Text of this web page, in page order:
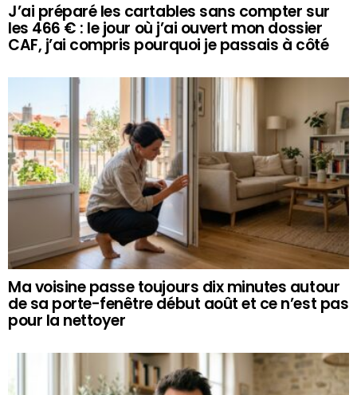
J’ai préparé les cartables sans compter sur
les 466 € : le jour où j’ai ouvert mon dossier
CAF, j’ai compris pourquoi je passais à côté
Ma voisine passe toujours dix minutes autour
de sa porte-fenêtre début août et ce n’est pas
pour la nettoyer